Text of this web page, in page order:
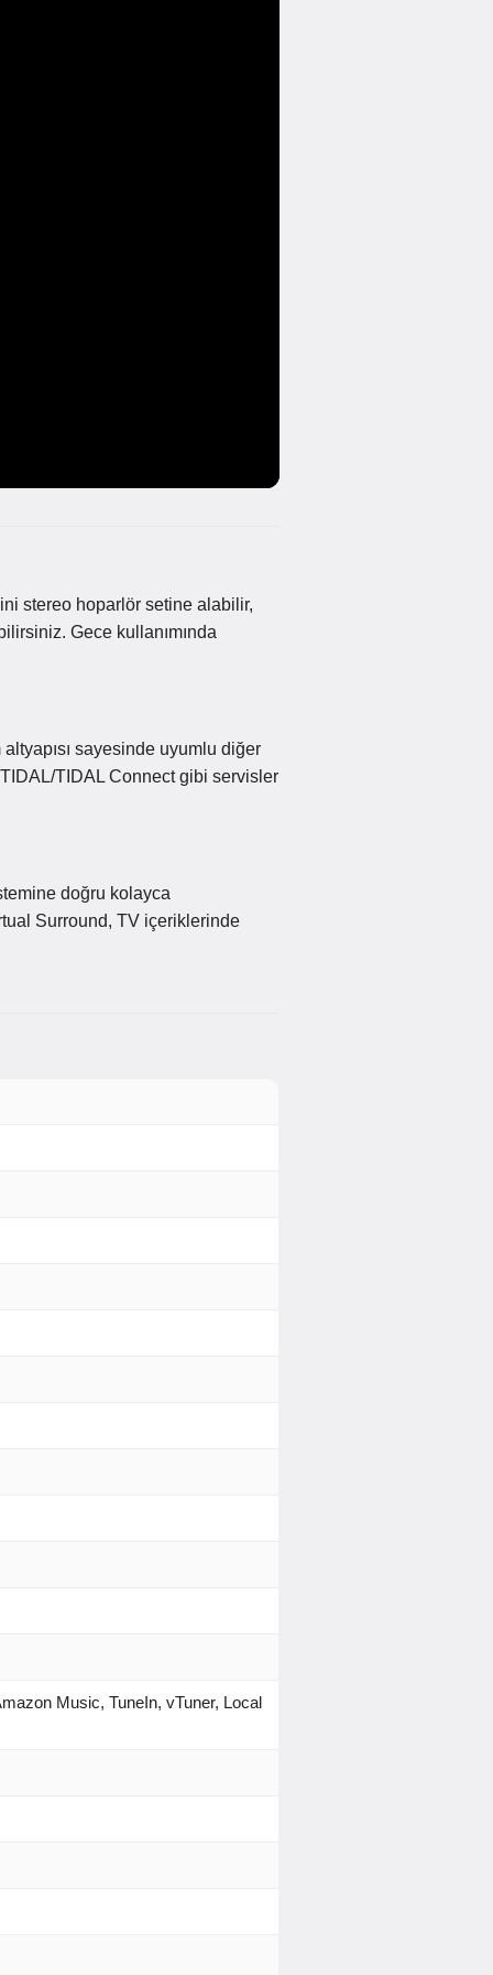
stereo hoparlör setine alabilir,
Gece kullanımında
sayesinde uyumlu diğer
TIDAL Connect gibi servisler
doğru kolayca
Surround, TV içeriklerinde
Music, TuneIn, vTuner, Local